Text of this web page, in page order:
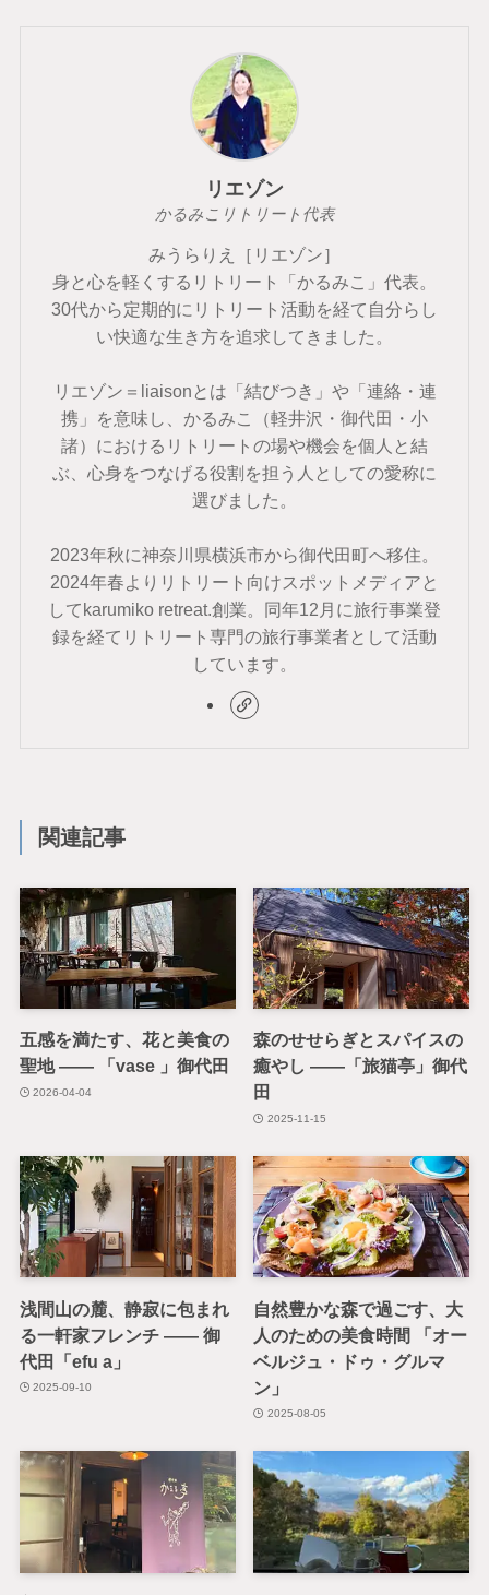
リエゾン
かるみこリトリート代表
みうらりえ［リエゾン］
身と心を軽くするリトリート「かるみこ」代表。
30代から定期的にリトリート活動を経て自分らし
い快適な生き方を追求してきました。
リエゾン＝liaisonとは「結びつき」や「連絡・連
携」を意味し、かるみこ（軽井沢・御代田・小
諸）におけるリトリートの場や機会を個人と結
ぶ、心身をつなげる役割を担う人としての愛称に
選びました。
2023年秋に神奈川県横浜市から御代田町へ移住。
2024年春よりリトリート向けスポットメディアと
してkarumiko retreat.創業。同年12月に旅行事業登
録を経てリトリート専門の旅行事業者として活動
しています。
関連記事
五感を満たす、花と美食の
聖地 —— 「vase 」御代田
2026-04-04
森のせせらぎとスパイスの
癒やし ——「旅猫亭」御代
田
2025-11-15
浅間山の麓、静寂に包まれ
る一軒家フレンチ —— 御
代田「efu a」
2025-09-10
自然豊かな森で過ごす、大
人のための美食時間 「オー
ベルジュ・ドゥ・グルマ
ン」
2025-08-05